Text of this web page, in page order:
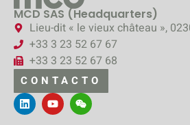
MCD SAS (Headquarters)
Lieu-dit « le vieux château »,
+33 3 23 52 67 67
+33 3 23 52 67 68
CONTACTO